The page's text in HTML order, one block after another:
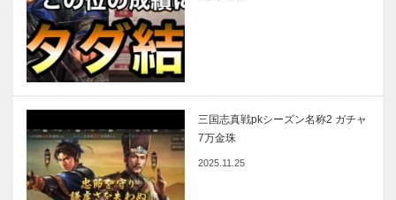
三国志真戦pkシーズン名称2 ガチャ
7万金珠
2025.11.25